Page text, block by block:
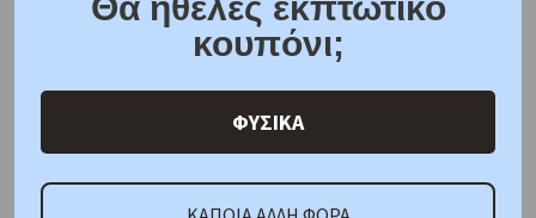
Χαρακτηριστικά Χαρακτηριστικά Ρολογιών
Ρωτήστε μας
κουπόνι;
ΦΥΣΙΚΑ